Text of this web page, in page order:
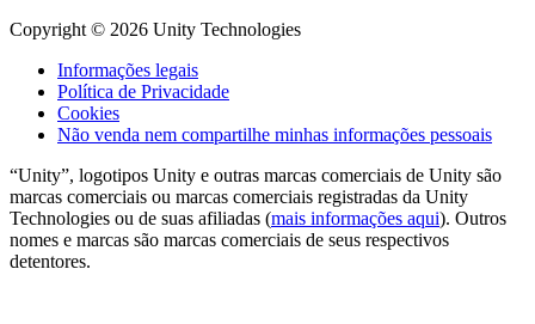
Copyright © 2026 Unity Technologies
Informações legais
Política de Privacidade
Cookies
Não venda nem compartilhe minhas informações pessoais
“Unity”, logotipos Unity e outras marcas comerciais de Unity são
marcas comerciais ou marcas comerciais registradas da Unity
Technologies ou de suas afiliadas (mais informações aqui). Outros
nomes e marcas são marcas comerciais de seus respectivos
detentores.